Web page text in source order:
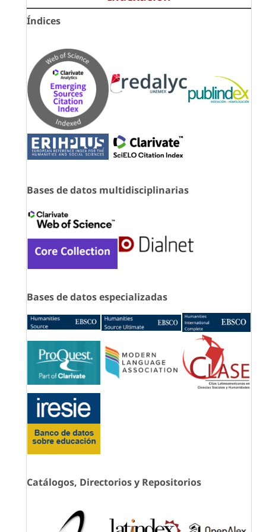
Índices
Bases de datos multidisciplinarias
Bases de datos especializadas
Catálogos, Directorios y Repositorios